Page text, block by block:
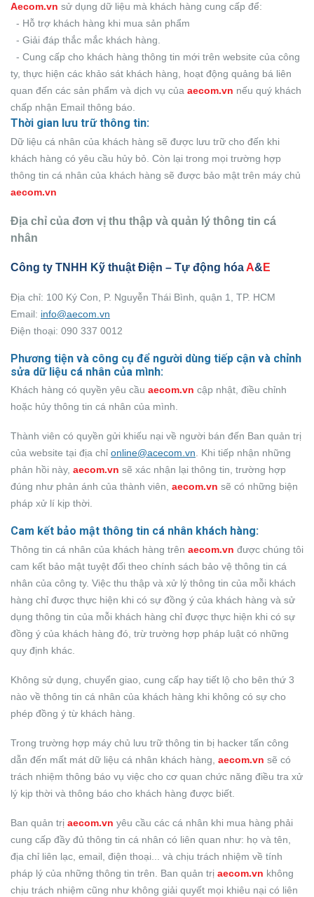
Aecom.vn sử dụng dữ liệu mà khách hàng cung cấp để:
- Hỗ trợ khách hàng khi mua sản phẩm
- Giải đáp thắc mắc khách hàng.
- Cung cấp cho khách hàng thông tin mới trên website của công
ty, thực hiện các khảo sát khách hàng, hoạt động quảng bá liên
quan đến các sản phẩm và dịch vụ của aecom.vn nếu quý khách
chấp nhận Email thông báo.
Thời gian lưu trữ thông tin:
Dữ liệu cá nhân của khách hàng sẽ được lưu trữ cho đến khi
khách hàng có yêu cầu hủy bỏ. Còn lại trong mọi trường hợp
thông tin cá nhân của khách hàng sẽ được bảo mật trên máy chủ
aecom.vn
Địa chỉ của đơn vị thu thập và quản lý thông tin cá
nhân
Công ty TNHH Kỹ thuật Điện – Tự động hóa A& E
Địa chỉ: 100 Ký Con, P. Nguyễn Thái Bình, quận 1, TP. HCM
Email: info@aecom.vn
Điện thoại: 090 337 0012
Phương tiện và công cụ để người dùng tiếp cận và chỉnh
sửa dữ liệu cá nhân của mình:
Khách hàng có quyền yêu cầu aecom.vn cập nhật, điều chỉnh
hoặc hủy thông tin cá nhân của mình.
Thành viên có quyền gửi khiếu nại về người bán đến Ban quản trị
của website tại địa chỉ online@acecom.vn . Khi tiếp nhận những
phản hồi này, aecom.vn sẽ xác nhận lại thông tin, trường hợp
đúng như phản ánh của thành viên, aecom.vn sẽ có những biện
pháp xử lí kịp thời.
Cam kết bảo mật thông tin cá nhân khách hàng:
Thông tin cá nhân của khách hàng trên aecom.vn được chúng tôi
cam kết bảo mật tuyệt đối theo chính sách bảo vệ thông tin cá
nhân của công ty. Việc thu thập và xử lý thông tin của mỗi khách
hàng chỉ được thực hiện khi có sự đồng ý của khách hàng và sử
dụng thông tin của mỗi khách hàng chỉ được thực hiện khi có sự
đồng ý của khách hàng đó, trừ trường hợp pháp luật có những
quy định khác.
Không sử dụng, chuyển giao, cung cấp hay tiết lộ cho bên thứ 3
nào về thông tin cá nhân của khách hàng khi không có sự cho
phép đồng ý từ khách hàng.
Trong trường hợp máy chủ lưu trữ thông tin bị hacker tấn công
dẫn đến mất mát dữ liệu cá nhân khách hàng, aecom.vn sẽ có
trách nhiệm thông báo vụ việc cho cơ quan chức năng điều tra xử
lý kịp thời và thông báo cho khách hàng được biết.
Ban quản trị aecom.vn yêu cầu các cá nhân khi mua hàng phải
cung cấp đầy đủ thông tin cá nhân có liên quan như: họ và tên,
địa chỉ liên lạc, email, điện thoại... và chịu trách nhiệm về tính
pháp lý của những thông tin trên. Ban quản trị aecom.vn không
chịu trách nhiệm cũng như không giải quyết mọi khiêu nại có liên